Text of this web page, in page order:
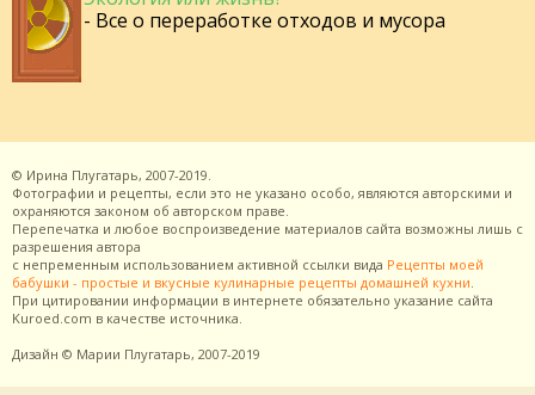
- Все о переработке отходов и мусора
© Ирина Плугатарь, 2007-2019.
Фотографии и рецепты, если это не указано особо, являются авторскими и
охраняются законом об авторском праве.
Перепечатка и любое воспроизведение материалов сайта возможны лишь с
разрешения автора
с непременным использованием активной ссылки вида Рецепты моей
бабушки - простые и вкусные кулинарные рецепты домашней кухни
При цитировании информации в интернете обязательно указание сайта
Kuroed.com в качестве источника.
Дизайн © Марии Плугатарь, 2007-2019